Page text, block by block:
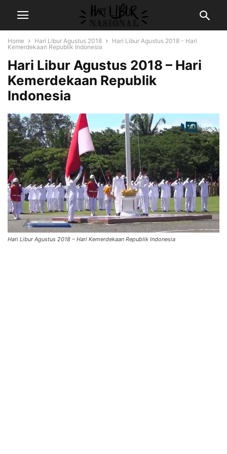
Home Hari Libur Agustus 2018
Hari Libur Agustus 2018 - Hari
Kemerdekaan Republik Indonesia
Hari Libur Agustus 2018 – Hari
Kemerdekaan Republik
Indonesia
Hari Libur Agustus 2018 – Hari Kemerdekaan Republik Indonesia